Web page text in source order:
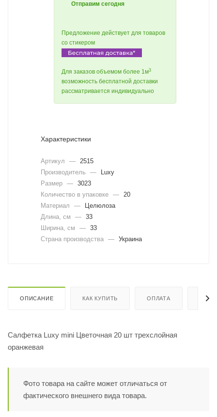
Отправим сегодня
Предложение действует для товаров
со стикером
Для заказов объемом более 1м3
возможность бесплатной доставки
рассматривается индивидуально
Характеристики
Артикул —
2515
Производитель
—
Luxy
Размер — 3023
Количество в упаковке —
20
Материал
—
Целюлоза
Длина, cм
— 33
Ширина, cм
— 33
Страна производства — Украина
ОПИСАНИЕ КАК КУПИТЬ ОПЛАТА
Салфетка Luxy mini Цветочная 20 шт трехслойная
оранжевая
Фото товара на сайте может отличаться от
фактического внешнего вида товара.